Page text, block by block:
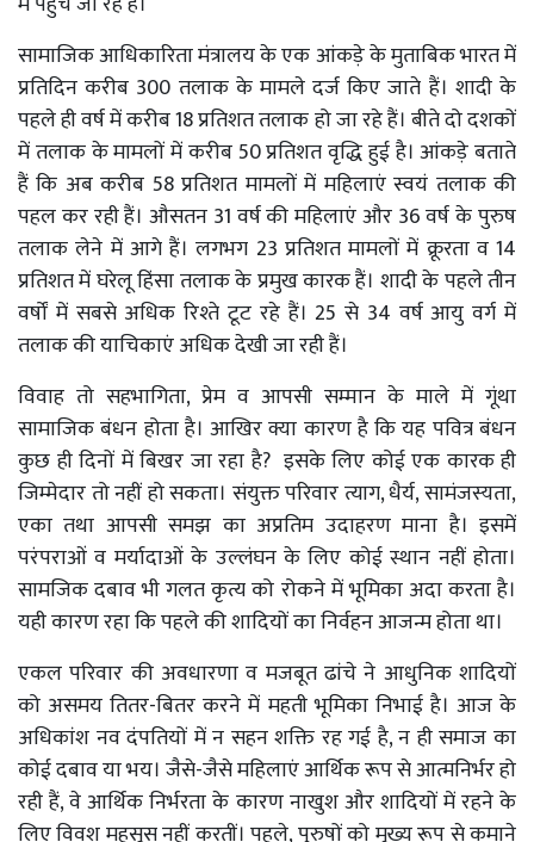
सामाजिक आधिकारिता मंत्रालय के एक आंकड़े के मुताबिक भारत में
प्रतिदिन करीब 300 तलाक के मामले दर्ज किए जाते हैं। शादी के
पहले ही वर्ष में करीब 18 प्रतिशत तलाक हो जा रहे हैं। बीते दो दशकों
में तलाक के मामलों में करीब 50 प्रतिशत वृद्धि हुई है। आंकड़े बताते
हैं कि अब करीब 58 प्रतिशत मामलों में महिलाएं स्वयं तलाक की
पहल कर रही हैं। औसतन 31 वर्ष की महिलाएं और 36 वर्ष के पुरुष
तलाक लेने में आगे हैं। लगभग 23 प्रतिशत मामलों में क्रूरता व 14
प्रतिशत में घरेलू हिंसा तलाक के प्रमुख कारक हैं। शादी के पहले तीन
वर्षों में सबसे अधिक रिश्ते टूट रहे हैं। 25 से 34 वर्ष आयु वर्ग में
तलाक की याचिकाएं अधिक देखी जा रही हैं।
विवाह तो सहभागिता, प्रेम व आपसी सम्मान के माले में गूंथा
सामाजिक बंधन होता है। आखिर क्या कारण है कि यह पवित्र बंधन
कुछ ही दिनों में बिखर जा रहा है? इसके लिए कोई एक कारक ही
जिम्मेदार तो नहीं हो सकता। संयुक्त परिवार त्याग, धैर्य, सामंजस्यता,
एका तथा आपसी समझ का अप्रतिम उदाहरण माना है। इसमें
परंपराओं व मर्यादाओं के उल्लंघन के लिए कोई स्थान नहीं होता।
सामजिक दबाव भी गलत कृत्य को रोकने में भूमिका अदा करता है।
यही कारण रहा कि पहले की शादियों का निर्वहन आजन्म होता था।
एकल परिवार की अवधारणा व मजबूत ढांचे ने आधुनिक शादियों
को असमय तितर-बितर करने में महती भूमिका निभाई है। आज के
अधिकांश नव दंपतियों में न सहन शक्ति रह गई है, न ही समाज का
कोई दबाव या भय। जैसे-जैसे महिलाएं आर्थिक रूप से आत्मनिर्भर हो
रही हैं, वे आर्थिक निर्भरता के कारण नाखुश और शादियों में रहने के
लिए विवश महसूस नहीं करतीं। पहले, पुरुषों को मुख्य रूप से कमाने